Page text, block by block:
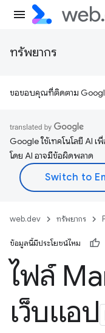
ทรัพยากร
ขอขอบคุณที่ติดตาม
Google ใช้เทคโนโลยี AI
โดย AI อาจมีข้อผิดพลาด
web.dev ทรัพยากร
ข้อมูลนี้มีประโยชน์ไหม
ไฟล์
เว็บแอป